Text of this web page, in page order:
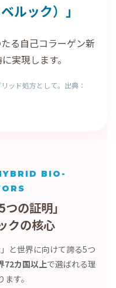
ルック）」
る自己コラーゲン新
実現します。
ッド処方として。出典：
BIO-
の証明」
クの核心
と世界に向けて誇る5つ
72カ国以上で選ばれる理
す。